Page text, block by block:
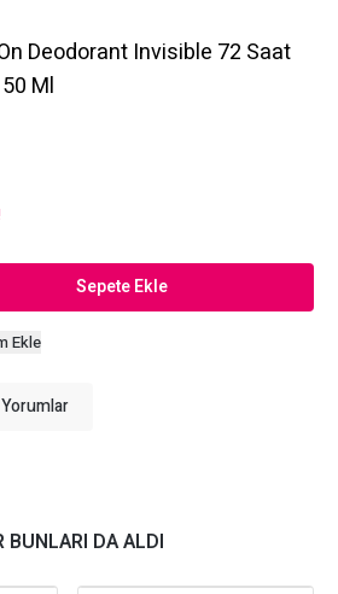
Deodorant Invisible 72 Saat
Ml
Sepete Ekle
Ekle
Yorumlar
BUNLARI DA ALDI